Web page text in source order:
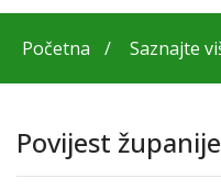
Početna Saznajte
Povijest županije